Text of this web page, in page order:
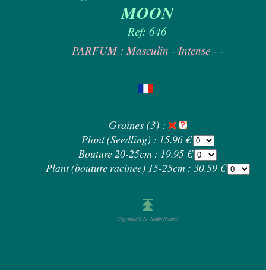
MOON
Ref: 646
PARFUM : Masculin - Intense - -
Graines (3) :
Plant (Seedling) : 15.96 €
Bouture 20-25cm : 19.95 €
Plant (bouture racinee) 15-25cm : 30.59 €
Copyright © Le Jardin Naturel